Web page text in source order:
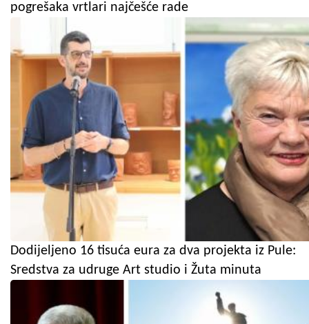
pogrešaka vrtlari najčešće rade
Dodijeljeno 16 tisuća eura za dva projekta iz Pule:
Sredstva za udruge Art studio i Žuta minuta